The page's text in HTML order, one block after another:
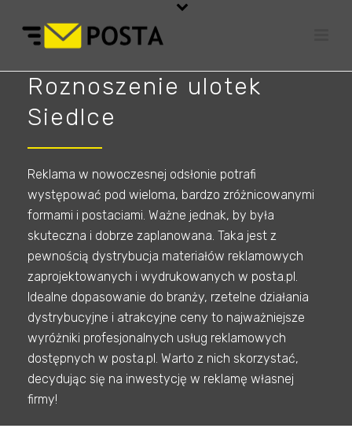
Roznoszenie ulotek
Siedlce
Reklama w nowoczesnej odsłonie potrafi
występować pod wieloma, bardzo zróżnicowanymi
formami i postaciami. Ważne jednak, by była
skuteczna i dobrze zaplanowana. Taka jest z
pewnością dystrybucja materiałów reklamowych
zaprojektowanych i wydrukowanych w posta.pl.
Idealne dopasowanie do branży, rzetelne działania
dystrybucyjne i atrakcyjne ceny to najważniejsze
wyróżniki profesjonalnych usług reklamowych
dostępnych w posta.pl. Warto z nich skorzystać,
decydując się na inwestycję w reklamę własnej
firmy!